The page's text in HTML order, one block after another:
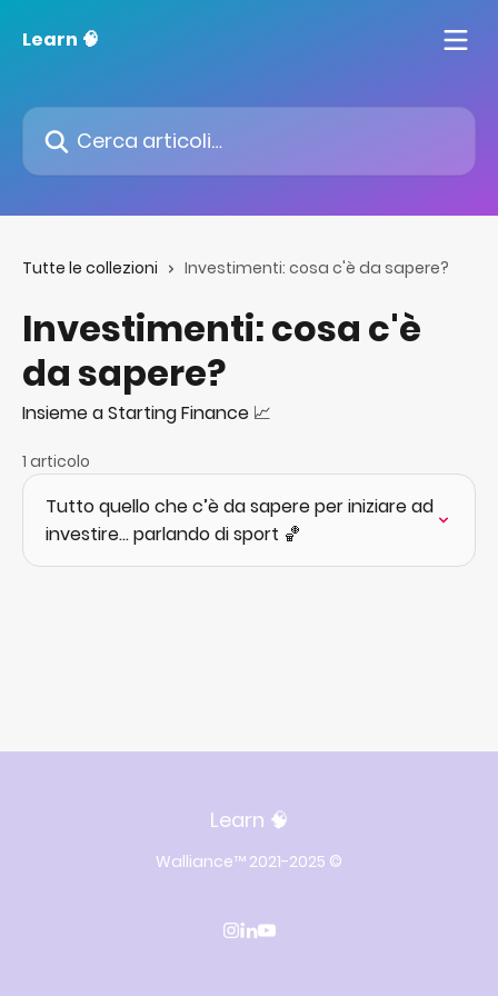
Learn 🧠
Cerca articoli…
Tutte le collezioni Investimenti: cosa c'è da sapere?
Investimenti: cosa c'è
da sapere?
Insieme a Starting Finance 📈
1 articolo
Tutto quello che c’è da sapere per iniziare ad
investire… parlando di sport 🏀
Learn 🧠
Walliance™ 2021-2025 ©